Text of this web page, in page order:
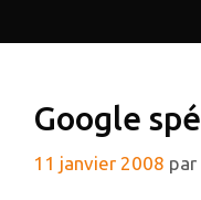
Google
11 janvier 2008 par